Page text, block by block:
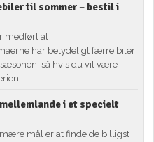
til sommer – bestil i
medført at
har betydeligt færre biler
så hvis du vil være
i et specielt
mål er at finde de billigst